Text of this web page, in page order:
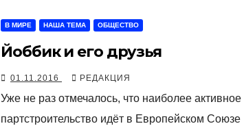
В МИРЕ НАША ТЕМА ОБЩЕСТВО
Йоббик и его друзья
01.11.2016 РЕДАКЦИЯ
Уже не раз отмечалось, что наиболее активное
партстроительство идёт в Европейском Союзе